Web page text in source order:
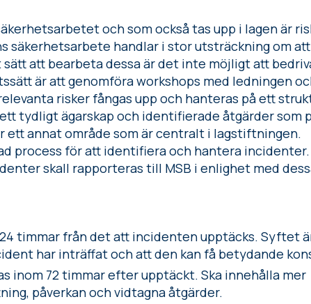
och som också tas upp i lagen är
säkerhetsarbete handlar i stor utsträckning om
att bearbeta dessa är det inte möjligt att
är att genomföra workshops med ledningen
risker fångas upp och hanteras på ett
tydligt ägarskap och identifierade åtgärder som
annat område som är centralt i lagstiftningen.
process för att identifiera och hantera
skall rapporteras till MSB i enlighet med
timmar från det att incidenten upptäcks. Syftet
har inträffat och att den kan få betydande
inom 72 timmar efter upptäckt. Ska innehålla mer
påverkan och vidtagna åtgärder.